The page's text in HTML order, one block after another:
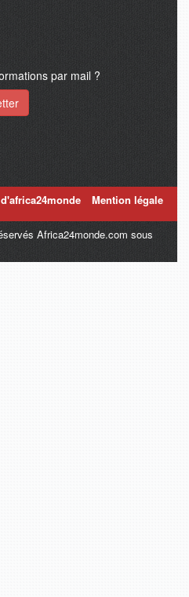
par mail ?
Mention légale
Africa24monde.com sous